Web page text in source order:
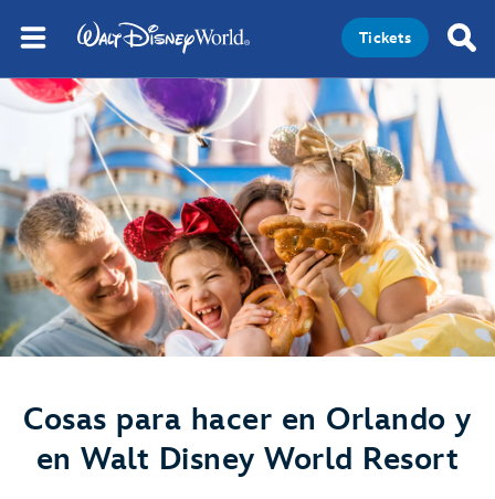
Tickets
Cosas para hacer en Orlando y
en Walt Disney World Resort